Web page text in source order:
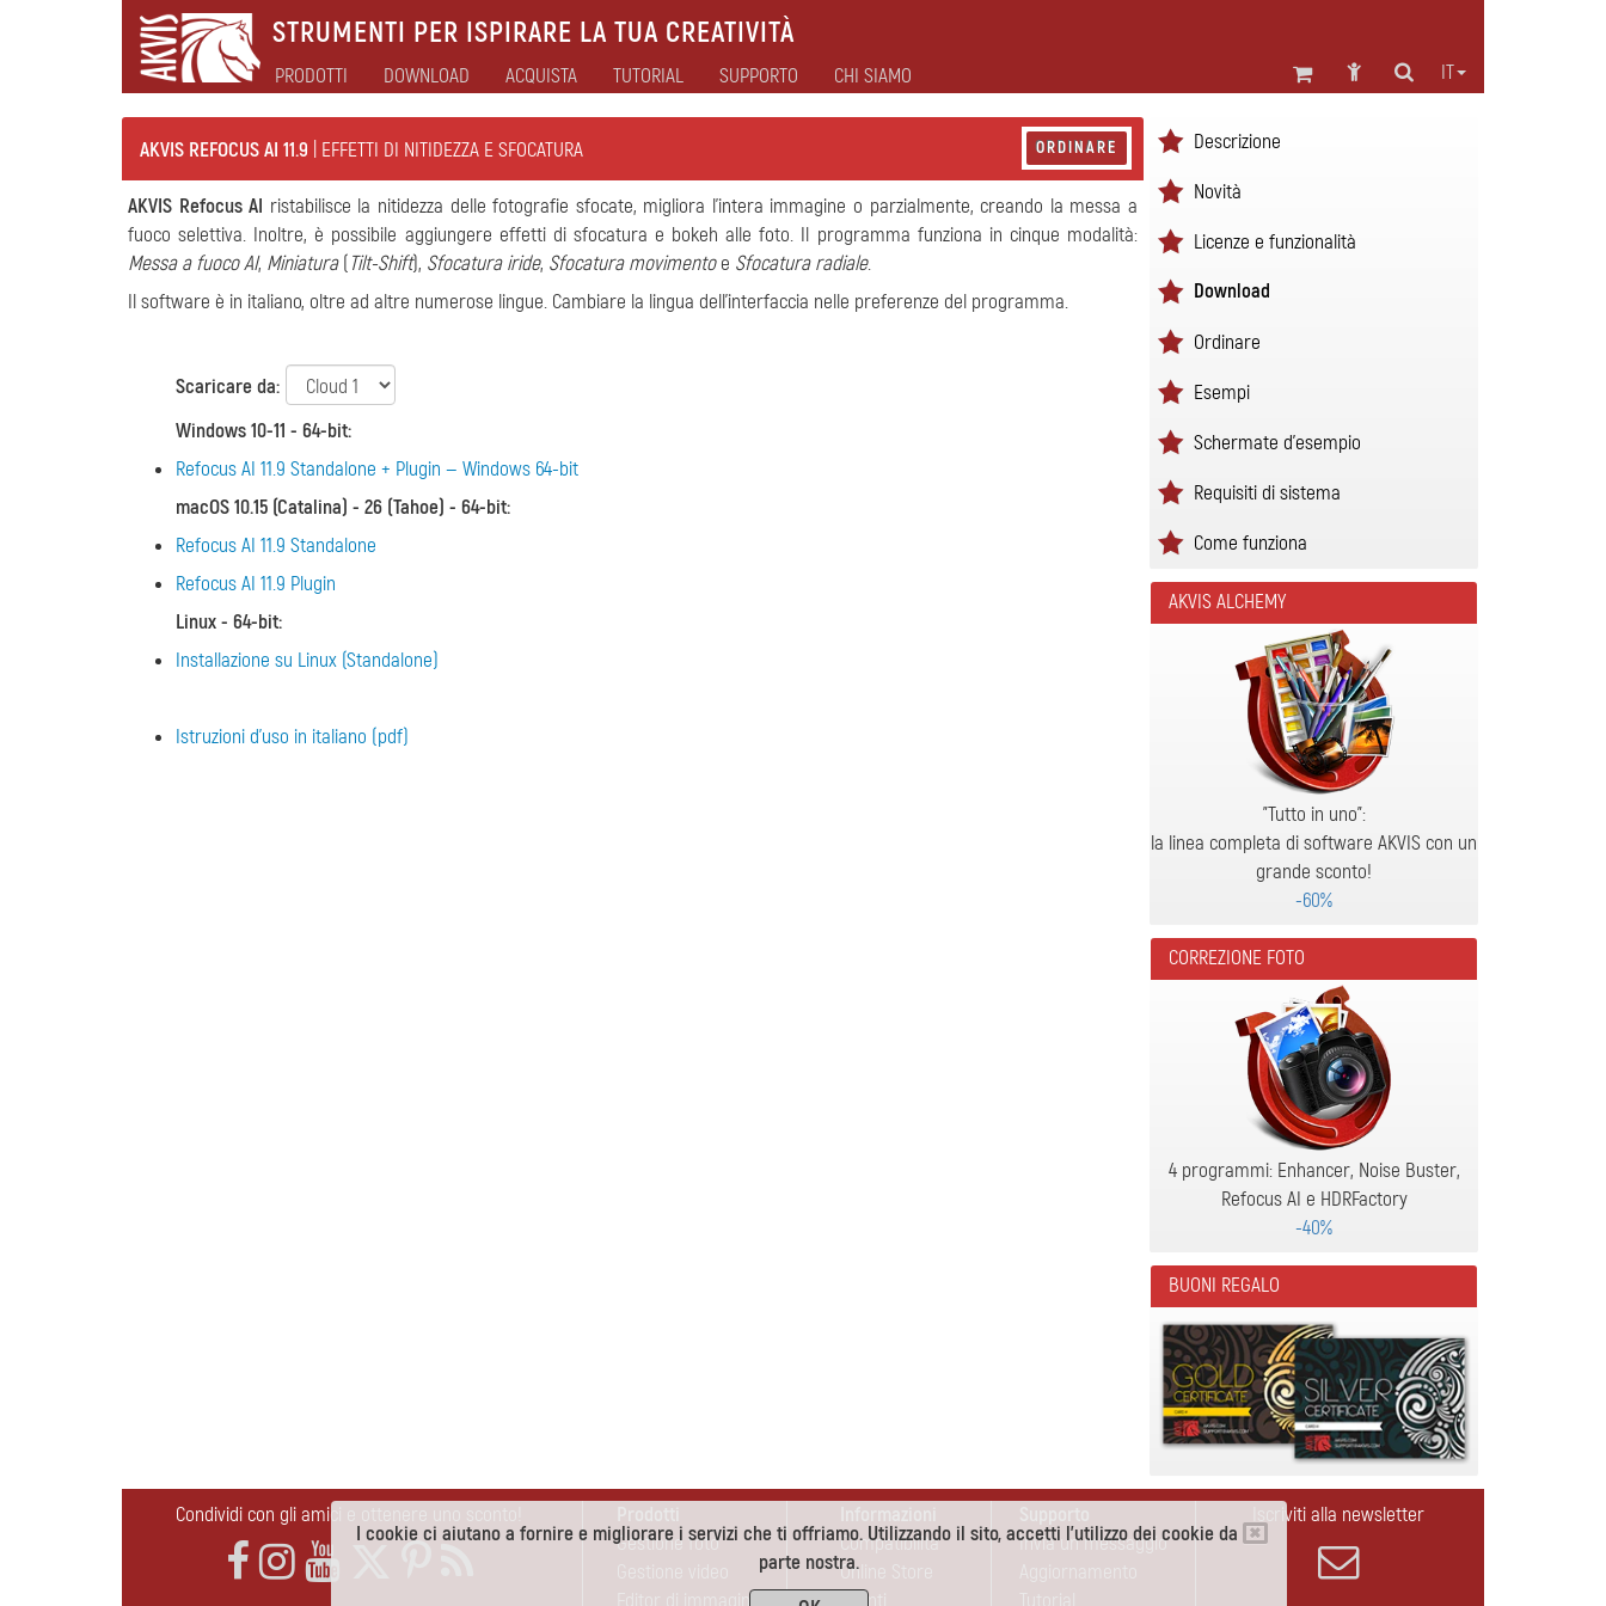
I cookie ci aiutano a fornire e migliorare i servizi che ti offriamo. Utilizzando il sito, accetti l'utilizzo dei cookie da
parte nostra.
STRUMENTI PER ISPIRARE LA TUA CREATIVITÀ
IT
PRODOTTI DOWNLOAD ACQUISTA TUTORIAL SUPPORTO CHI SIAMO
AKVIS REFOCUS AI 11.9 | EFFETTI DI NITIDEZZA E SFOCATURA ORDINARE
AKVIS Refocus AI ristabilisce la nitidezza delle fotografie sfocate, migliora l'intera immagine o parzialmente, creando la messa a
fuoco selettiva. Inoltre, è possibile aggiungere effetti di sfocatura e bokeh alle foto. Il programma funziona in cinque modalità:
Messa a fuoco AI, Miniatura(Tilt-Shift), Sfocatura iride, Sfocatura movimentoe Sfocatura radiale.
Il software è in italiano, oltre ad altre numerose lingue. Cambiare la lingua dell'interfaccia nelle preferenze del programma.
Scaricare da:
Windows 10-11 - 64-bit:
Refocus AI 11.9 Standalone + Plugin — Windows 64-bit
macOS 10.15 (Catalina) - 26 (Tahoe) - 64-bit:
Refocus AI 11.9 Standalone
Refocus AI 11.9 Plugin
Linux - 64-bit:
Installazione su Linux (Standalone)
Istruzioni d'uso in italiano (pdf)
Descrizione
Novità
Licenze e funzionalità
Download
Ordinare
Esempi
Schermate d'esempio
Requisiti di sistema
Come funziona
AKVIS ALCHEMY
"Tutto in uno":
la linea completa di software AKVIS con un
grande sconto!
-60%
CORREZIONE FOTO
4 programmi: Enhancer, Noise Buster,
Refocus AI e HDRFactory
-40%
BUONI REGALO
Condividi con gli amici e ottenere uno sconto!
Gestione foto
Editor di immagini
Compatibilità
Online Store
Sconti
Invia un messaggio
Iscriviti alla newsletter